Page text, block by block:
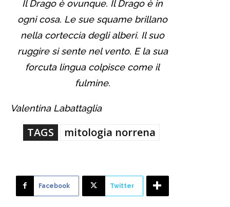
IlDragoè ovunque. IlDragoè in
ogni cosa. Le sue squame brillano
nella corteccia degli alberi. Il suo
ruggire si sente nel vento. E la sua
forcuta lingua colpisce come il
fulmine.
Valentina Labattaglia
TAGS mitologia norrena
Facebook Twitter